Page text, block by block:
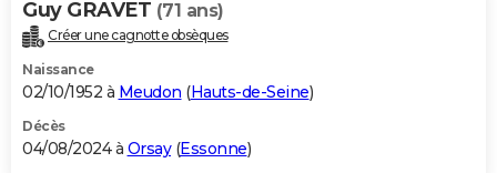
Guy GRAVET (71 ans)
Créer une cagnotte obsèques
Naissance
02/10/1952 à Meudon (Hauts-de-Seine)
Décès
04/08/2024 à Orsay(Essonne)